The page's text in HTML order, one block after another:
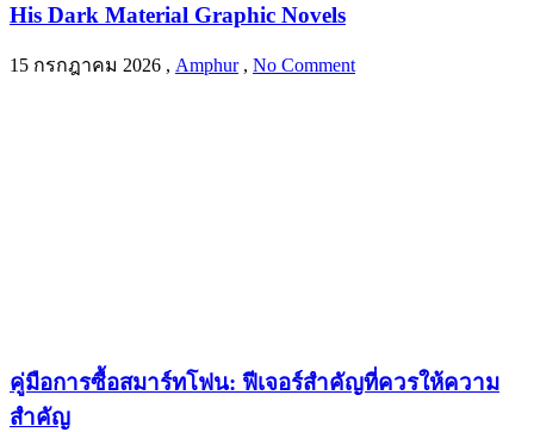
His Dark Material Graphic Novels
15 กรกฎาคม 2026 , Amphur , No Comment
คู่มือการซื้อสมาร์ทโฟน: ฟีเจอร์สำคัญที่ควรให้ความ
สำคัญ